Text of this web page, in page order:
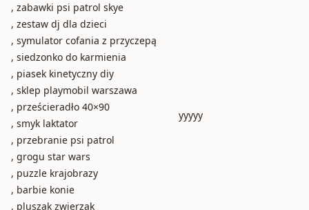
, zabawki psi patrol skye
, zestaw dj dla dzieci
, symulator cofania z przyczepą
, siedzonko do karmienia
, piasek kinetyczny diy
, sklep playmobil warszawa
, prześcieradło 40×90
, smyk laktator
, przebranie psi patrol
, grogu star wars
, puzzle krajobrazy
, barbie konie
, pluszak zwierzak
yyyyy